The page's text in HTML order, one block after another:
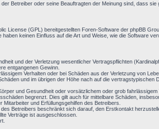
Betreiber oder seine Beauftragten der Meinung sind, dass
License (GPL) bereitgestellten Foren-Software der phpBB
keinen Einfluss auf die Art und Weise, wie die Software
und der Verletzung wesentlicher Vertragspflichten
entgangenen Gewinn.
Verhalten oder bei Schäden aus der Verletzung von
und im übrigen der Höhe nach auf die
und Gesundheit oder vorsätzlichem oder grob
begrenzt. Dies gilt auch für mittelbare Schäden,
und Erfüllungsgehilfen des Betreibers.
Betreibers beschränkt sich darauf, den Erstkontakt
Verträge ist ausgeschlossen.